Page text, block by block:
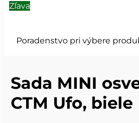
Zľava
Poradenstvo pri výbere
Sada MINI
CTM Ufo, biele